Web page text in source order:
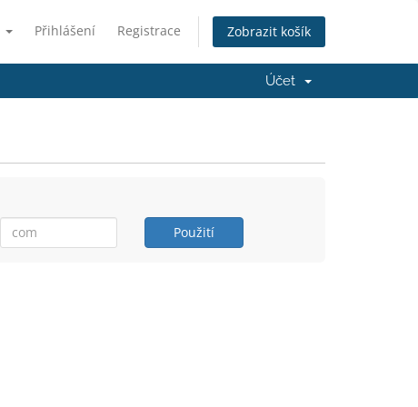
Přihlášení Registrace Zobrazit košík
Účet
Použití